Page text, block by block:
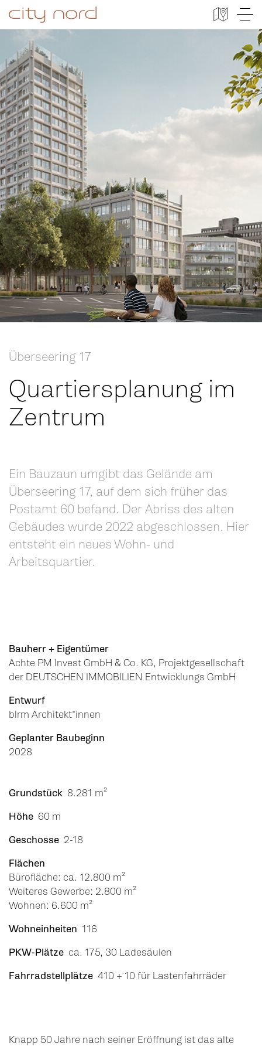
City Nord
Überseering 17
Quartiersplanung im
Zentrum
Ein Bauzaun umgibt das Gelände am
Überseering 17, auf dem sich früher das
Postamt 60 befand. Der Abriss des alten
Gebäudes wurde 2022 abgeschlossen. Hier
entsteht ein neues Wohn- und
Arbeitsquartier.
Bauherr + Eigentümer
Achte PM Invest GmbH & Co. KG, Projektgesellschaft
der DEUTSCHEN IMMOBILIEN Entwicklungs GmbH
Entwurf
blrm Architekt*innen
Geplanter Baubeginn
2028
Grundstück 8.281 m²
Höhe 60 m
Geschosse 2-18
Flächen
Bürofläche: ca. 12.800 m²
Weiteres Gewerbe: 2.800 m²
Wohnen: 6.600 m²
Wohneinheiten 116
PKW-Plätze ca. 175, 30 Ladesäulen
Fahrradstellplätze 410 + 10 für Lastenfahrräder
Knapp 50 Jahre nach seiner Eröffnung ist das alte